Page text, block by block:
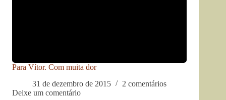
Para Vítor. Com muita dor
31 de dezembro de 2015
2 comentários
Deixe um comentário